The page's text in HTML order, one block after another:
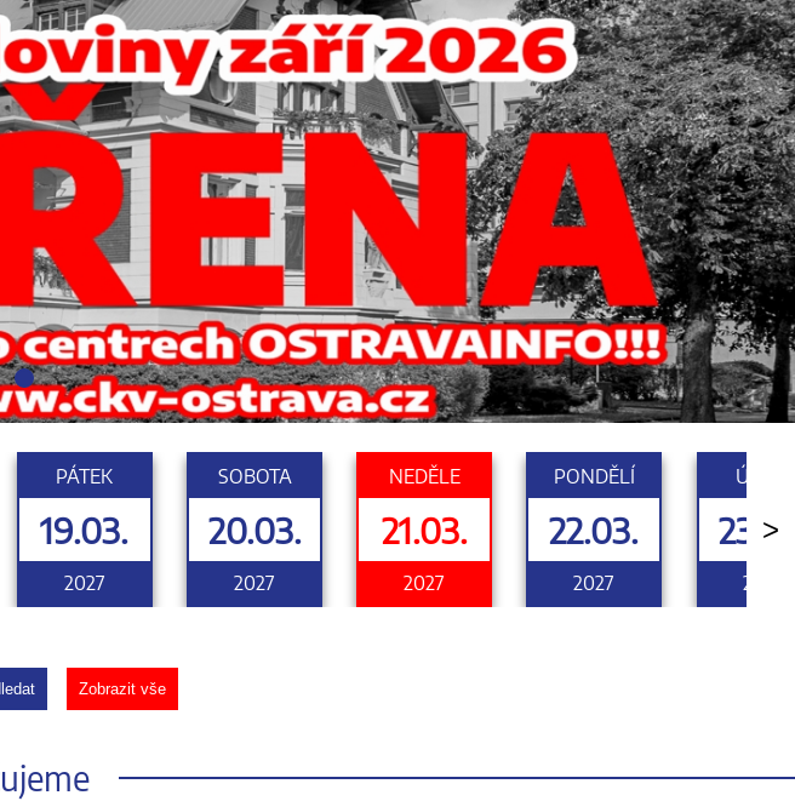
PÁTEK
19.03.
2027
SOBOTA
20.03.
2027
NEDĚLE
21.03.
2027
PONDĚLÍ
22.03.
2027
ÚTERÝ
2027
>
Zobrazit vše